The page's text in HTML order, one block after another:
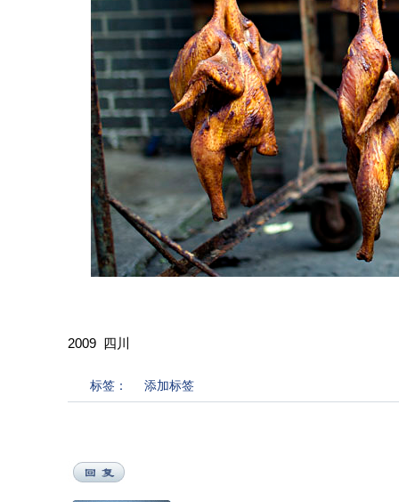
2009 四川
标签： 添加标签